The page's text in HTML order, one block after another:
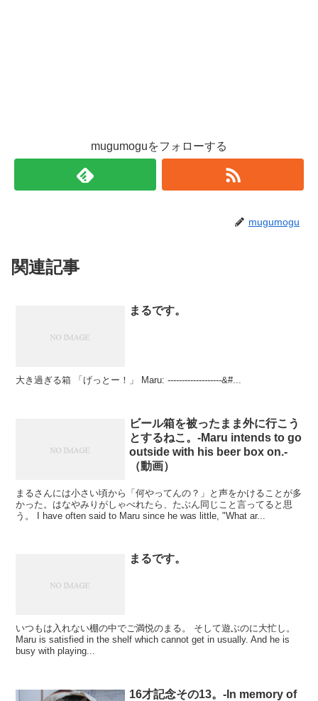
mugumoguをフォローする
mugumogu
関連記事
まるです。
大き過ぎる箱 「げっとー！」 Maru: -------------------&#...
ビール箱を被ったまま外に行こう
とするねこ。-Maru intends to go
outside with his beer box on.-
（動画）
まるさんには小さい頃から「何やってんの？」と声をかけることが多
かった。はなやみりがしゃべれたら、たぶん同じこと言ってると思
う。 I have often said to Maru since he was little, "What ar...
まるです。
いつもは入れない棚の中でご満悦のまる。 そして遊ぶのに大忙し。
Maru is satisfied in the shelf which cannot get in usually. And he is
busy with playing...
16才記念その13。-In memory of